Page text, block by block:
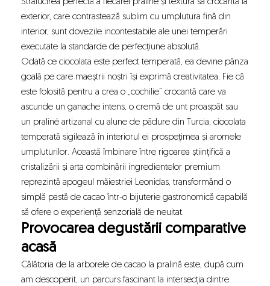
Strălucirea perfectă a fiecărei praline și textura sa crocantă la
exterior, care contrastează sublim cu umplutura fină din
interior, sunt dovezile incontestabile ale unei temperări
executate la standarde de perfecțiune absolută.
Odată ce ciocolata este perfect temperată, ea devine pânza
goală pe care maeștrii noștri își exprimă creativitatea. Fie că
este folosită pentru a crea o „cochilie” crocantă care va
ascunde un ganache intens, o cremă de unt proaspăt sau
un praliné artizanal cu alune de pădure din Turcia, ciocolata
temperată sigilează în interiorul ei prospețimea și aromele
umpluturilor. Această îmbinare între rigoarea științifică a
cristalizării și arta combinării ingredientelor premium
reprezintă apogeul măiestriei Leonidas, transformând o
simplă pastă de cacao într-o bijuterie gastronomică capabilă
să ofere o experiență senzorială de neuitat.
Provocarea degustării comparative
acasă
Călătoria de la arborele de cacao la pralină este, după cum
am descoperit, un parcurs fascinant la intersecția dintre